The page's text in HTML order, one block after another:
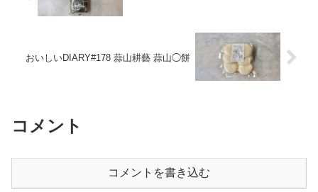
おいしいDIARY#178 蒜山耕藝 蒜山◯餅
コメント
コメントを書き込む